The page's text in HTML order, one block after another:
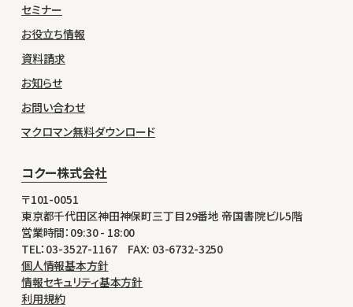
セミナー
お役立ち情報
資料請求
お知らせ
お問い合わせ
マクロマン無料ダウンロード
コクー株式会社
〒101-0051
東京都千代田区神田神保町三丁目29番地 帝国書院ビル5階
営業時間：09:30 - 18:00
TEL：03-3527-1167 FAX: 03-6732-3250
個人情報基本方針
情報セキュリティ基本方針
利用規約